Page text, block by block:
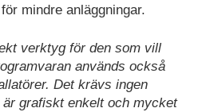
mindre anläggningar.
verktyg för den som vill
används också
Det krävs ingen
grafiskt enkelt och mycket